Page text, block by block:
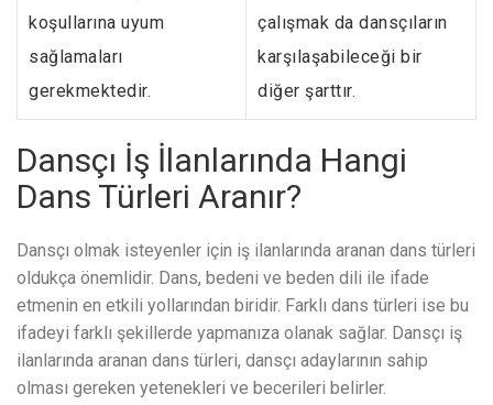
koşullarına uyum
sağlamaları
gerekmektedir.
çalışmak da dansçıların
karşılaşabileceği bir
diğer şarttır.
Dansçı İş İlanlarında Hangi
Dans Türleri Aranır?
Dansçı olmak isteyenler için iş ilanlarında aranan dans türleri
oldukça önemlidir. Dans, bedeni ve beden dili ile ifade
etmenin en etkili yollarından biridir. Farklı dans türleri ise bu
ifadeyi farklı şekillerde yapmanıza olanak sağlar. Dansçı iş
ilanlarında aranan dans türleri, dansçı adaylarının sahip
olması gereken yetenekleri ve becerileri belirler.